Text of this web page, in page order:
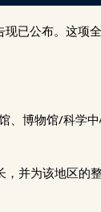
已公布。这项
、博物馆/科学
，并为该地区的